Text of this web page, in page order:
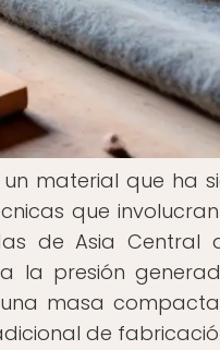
un material que ha
que
de Asia
la presión
masa compacta
de